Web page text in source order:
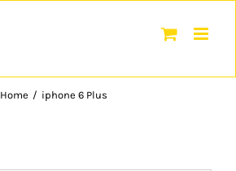
Home / iphone 6 Plus